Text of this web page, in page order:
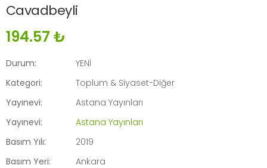
Cavadbeyli
194.57 ₺
Durum:
YENİ
Kategori:
Toplum & Siyaset-Diğer
Yayınevi:
Astana Yayınları
Yayınevi:
Astana Yayınları
Basım Yılı:
2019
Basım Yeri:
Ankara